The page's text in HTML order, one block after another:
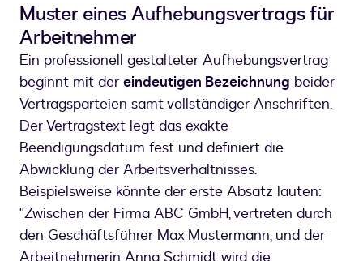
Muster eines Aufhebungsvertrags für
Arbeitnehmer
Ein professionell gestalteter Aufhebungsvertrag
beginnt mit der eindeutigen Bezeichnung beider
Vertragsparteien samt vollständiger Anschriften.
Der Vertragstext legt das exakte
Beendigungsdatum fest und definiert die
Abwicklung der Arbeitsverhältnisses.
Beispielsweise könnte der erste Absatz lauten:
"Zwischen der Firma ABC GmbH, vertreten durch
den Geschäftsführer Max Mustermann, und der